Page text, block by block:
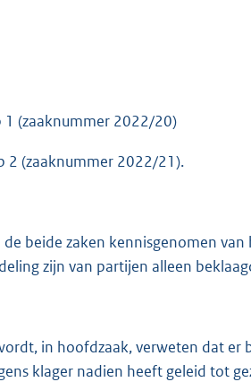
(zaaknummer 2022/20)
(zaaknummer 2022/21).
beide zaken kennisgenomen
zijn van partijen alleen
in hoofdzaak, verweten dat
klager nadien heeft geleid tot